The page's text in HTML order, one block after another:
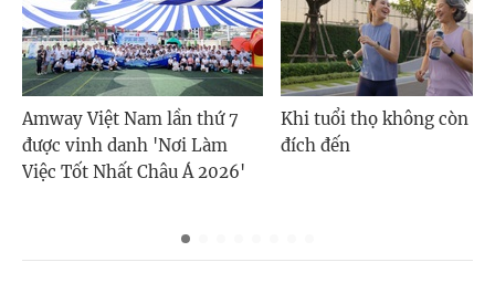
Amway Việt Nam lần thứ 7
được vinh danh 'Nơi Làm
Việc Tốt Nhất Châu Á 2026'
Khi tuổi thọ không còn là
đích đến